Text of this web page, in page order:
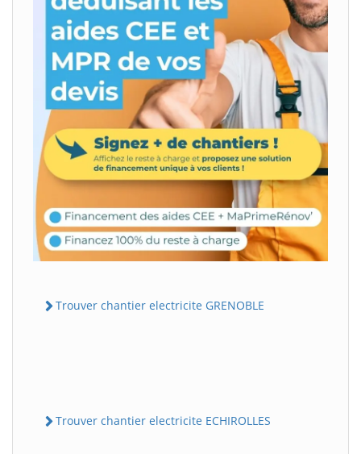
Trouver chantier electricite GRENOBLE
Trouver chantier electricite ECHIROLLES